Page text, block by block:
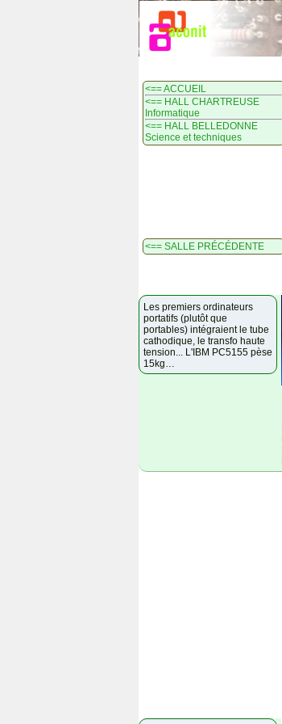
<== ACCUEIL
<== HALL CHARTREUSE
Informatique
<== HALL BELLEDONNE
Science et techniques
<== SALLE PRÉCÉDENTE
Les premiers ordinateurs
portatifs (plutôt que
portables) intégraient le tube
cathodique, le transfo haute
tension... L'IBM PC5155 pèse
15kg…